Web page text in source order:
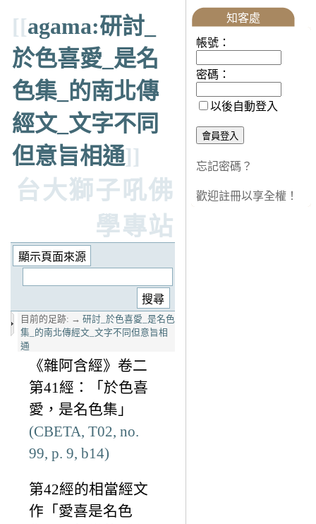
[[agama:研討_
於色喜愛_是名
色集_的南北傳
經文_文字不同
但意旨相通]]
台大獅子吼佛
學專站
目前的足跡: → 研討_於色喜愛_是名色
集_的南北傳經文_文字不同但意旨相
通
《雜阿含經》卷二
第41經：「於色喜
愛，是名色集」
(CBETA, T02, no.
99, p. 9, b14)
第42經的相當經文
作「愛喜是名色
知客處
帳號：
密碼：
以後自動登入
忘記密碼？
歡迎註冊以享全權！